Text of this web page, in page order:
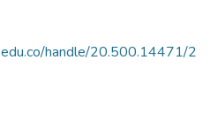
handle/20.500.14471/2